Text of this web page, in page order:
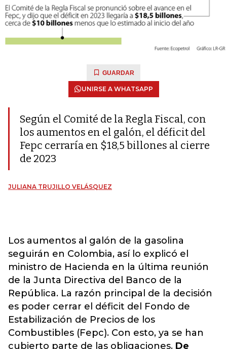
GUARDAR
UNIRSE A WHATSAPP
Según el Comité de la Regla Fiscal, con
los aumentos en el galón, el déficit del
Fepc cerraría en $18,5 billones al cierre
de 2023
JULIANA TRUJILLO VELÁSQUEZ
Los aumentos al galón de la gasolina
seguirán en Colombia, así lo explicó el
ministro de Hacienda en la última reunión
de la Junta Directiva del Banco de la
República. La razón principal de la decisión
es poder cerrar el déficit del Fondo de
Estabilización de Precios de los
Combustibles (Fepc). Con esto, ya se han
cubierto parte de las obligaciones. De